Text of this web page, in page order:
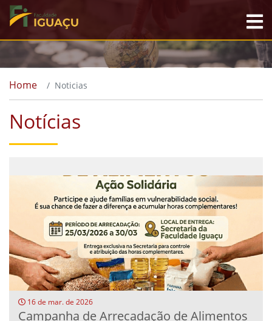
Home Noticias
Notícias
16 de mar. de 2026
Campanha de Arrecadação de Alimentos